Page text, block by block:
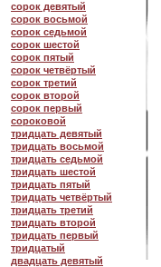
сорок девятый
сорок восьмой
сорок седьмой
сорок шестой
сорок пятый
сорок четвёртый
сорок третий
сорок второй
сорок первый
сороковой
тридцать девятый
тридцать восьмой
тридцать седьмой
тридцать шестой
тридцать пятый
тридцать четвёртый
тридцать третий
тридцать второй
тридцать первый
тридцатый
двадцать девятый